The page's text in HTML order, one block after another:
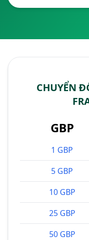
CHUYỂN
GBP
1 GBP
5 GBP
10 GBP
25 GBP
50 GBP